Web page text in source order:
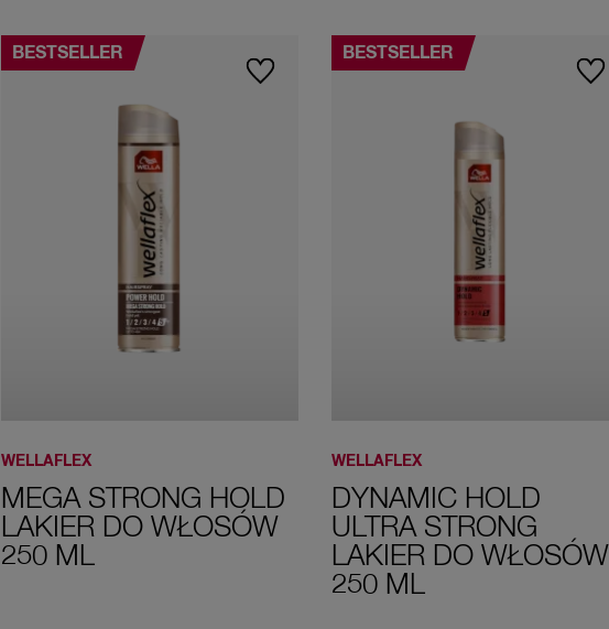
BESTSELLER
WELLAFLEX
MEGA STRONG HOLD
LAKIER DO WŁOSÓW
250 ML
BESTSELLER
WELLAFLEX
DYNAMIC HOLD
ULTRA STRONG
LAKIER DO WŁOSÓW
250 ML